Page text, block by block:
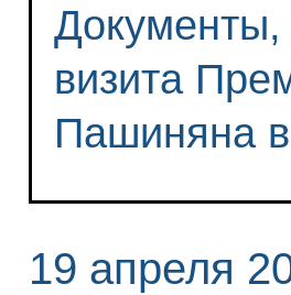
Документы,
визита
Пашиняна
19 апреля